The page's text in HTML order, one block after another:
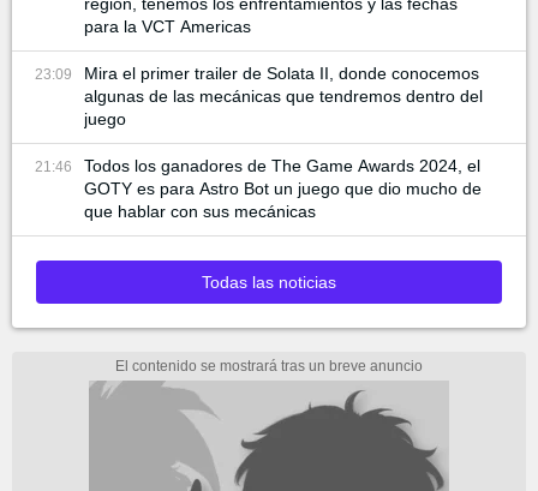
para la VCT Americas
23:09
Mira el primer trailer de Solata II, donde conocemos
algunas de las mecánicas que tendremos dentro del
juego
21:46
Todos los ganadores de The Game Awards 2024, el
GOTY es para Astro Bot un juego que dio mucho de
que hablar con sus mecánicas
Todas las noticias